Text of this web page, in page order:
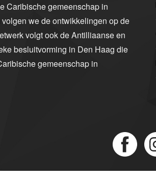
Caribische gemeenschap in
we de ontwikkelingen op de
volgt ook de Antilliaanse en
besluitvorming in Den Haag die
gemeenschap in